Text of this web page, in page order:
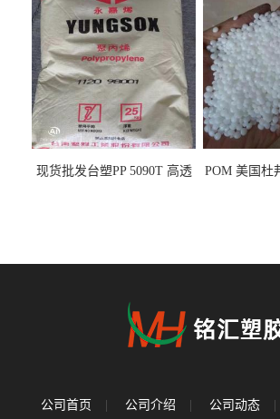
现货批发台塑PP 5090T 高透
POM 美国杜
公司首页 | 公司介绍 | 公司动态 |